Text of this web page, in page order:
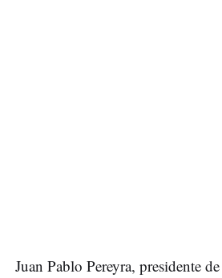
Juan Pablo Pereyra, presidente